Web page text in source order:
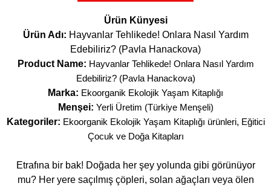
Ürün Künyesi
Ürün Adı: Hayvanlar Tehlikede! Onlara Nasıl Yardım
Edebiliriz? (Pavla Hanackova)
Product Name: Hayvanlar Tehlikede! Onlara Nasıl Yardım
Edebiliriz? (Pavla Hanackova)
Marka: Ekoorganik Ekolojik Yaşam Kitaplığı
Menşei: Yerli Üretim (Türkiye Menşeli)
Kategoriler: Ekoorganik Ekolojik Yaşam Kitaplığı ürünleri, Eğitici
Çocuk ve Doğa Kitapları
Etrafına bir bak! Doğada her şey yolunda gibi görünüyor
mu? Her yere saçılmış çöpleri, solan ağaçları veya ölen